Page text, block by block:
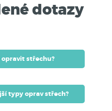
dotazy
střechu?
typy oprav střech?